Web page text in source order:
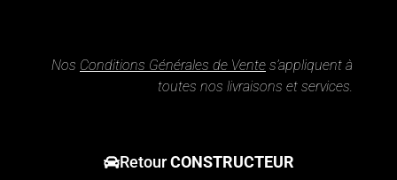
Nos Conditions Générales de Vente s’appliquent à
toutes nos livraisons et services.
RetourCONSTRUCTEUR